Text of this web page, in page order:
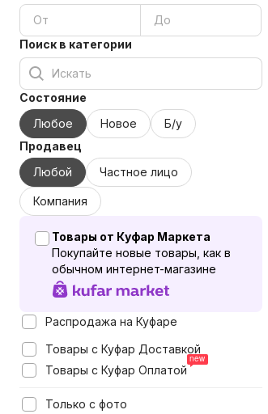
Поиск в категории
Состояние
Любое
Новое
Б/у
Продавец
Любой
Частное лицо
Компания
Товары от Куфар Маркета
Покупайте новые товары, как в
обычном интернет-магазине
Распродажа на Куфаре
Товары с Куфар Доставкой
Товары с Куфар Оплатой
Только с фото